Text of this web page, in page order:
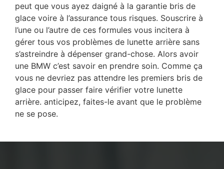
peut que vous ayez daigné à la garantie bris de
glace voire à l’assurance tous risques. Souscrire à
l’une ou l’autre de ces formules vous incitera à
gérer tous vos problèmes de lunette arrière sans
s’astreindre à dépenser grand-chose. Alors avoir
une BMW c’est savoir en prendre soin. Comme ça
vous ne devriez pas attendre les premiers bris de
glace pour passer faire vérifier votre lunette
arrière. anticipez, faites-le avant que le problème
ne se pose.